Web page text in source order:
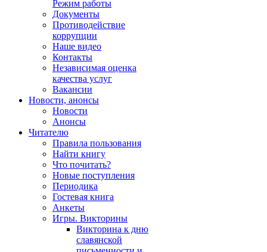
Режим работы
Документы
Противодействие
коррупции
Наше видео
Контакты
Независимая оценка
качества услуг
Вакансии
Новости, анонсы
Новости
Анонсы
Читателю
Правила пользования
Найти книгу
Что почитать?
Новые поступления
Периодика
Гостевая книга
Анкеты
Игры. Викторины
Викторина к дню
славянской